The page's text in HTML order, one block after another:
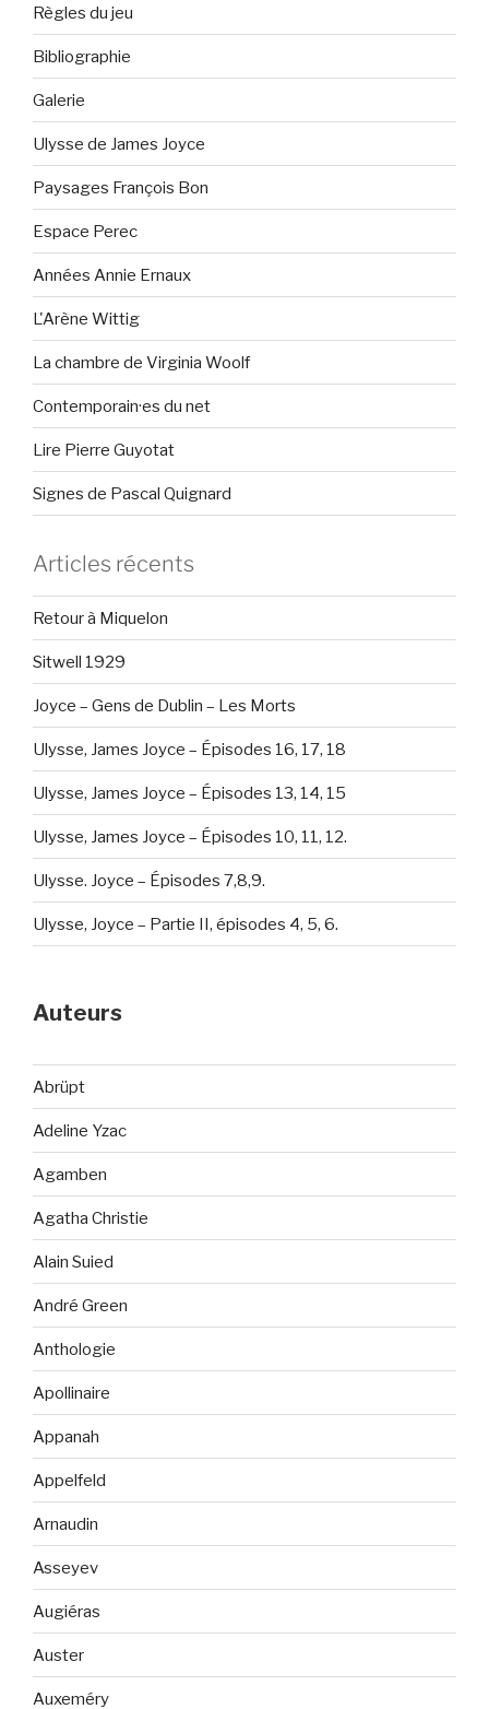
Règles du jeu
Bibliographie
Galerie
Ulysse de James Joyce
Paysages François Bon
Espace Perec
Années Annie Ernaux
L'Arène Wittig
La chambre de Virginia Woolf
Contemporain·es du net
Lire Pierre Guyotat
Signes de Pascal Quignard
Articles récents
Retour à Miquelon
Sitwell 1929
Joyce – Gens de Dublin – Les Morts
Ulysse, James Joyce – Épisodes 16, 17, 18
Ulysse, James Joyce – Épisodes 13, 14, 15
Ulysse, James Joyce – Épisodes 10, 11, 12.
Ulysse. Joyce – Épisodes 7,8,9.
Ulysse, Joyce – Partie II, épisodes 4, 5, 6.
Auteurs
Abrüpt
Adeline Yzac
Agamben
Agatha Christie
Alain Suied
André Green
Anthologie
Apollinaire
Appanah
Appelfeld
Arnaudin
Asseyev
Augiéras
Auster
Auxeméry